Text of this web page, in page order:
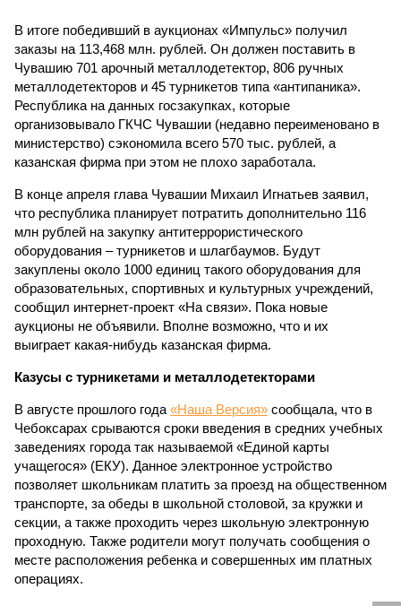
В итоге победивший в аукционах «Импульс» получил
заказы на 113,468 млн. рублей. Он должен поставить в
Чувашию 701 арочный металлодетектор, 806 ручных
металлодетекторов и 45 турникетов типа «антипаника».
Республика на данных госзакупках, которые
организовывало ГКЧС Чувашии (недавно переименовано в
министерство) сэкономила всего 570 тыс. рублей, а
казанская фирма при этом не плохо заработала.
В конце апреля глава Чувашии Михаил Игнатьев заявил,
что республика планирует потратить дополнительно 116
млн рублей на закупку антитеррористического
оборудования – турникетов и шлагбаумов. Будут
закуплены около 1000 единиц такого оборудования для
образовательных, спортивных и культурных учреждений,
сообщил интернет-проект «На связи». Пока новые
аукционы не объявили. Вполне возможно, что и их
выиграет какая-нибудь казанская фирма.
Казусы с турникетами и металлодетекторами
В августе прошлого года «Наша Версия» сообщала, что в
Чебоксарах срываются сроки введения в средних учебных
заведениях города так называемой «Единой карты
учащегося» (ЕКУ). Данное электронное устройство
позволяет школьникам платить за проезд на общественном
транспорте, за обеды в школьной столовой, за кружки и
секции, а также проходить через школьную электронную
проходную. Также родители могут получать сообщения о
месте расположения ребенка и совершенных им платных
операциях.